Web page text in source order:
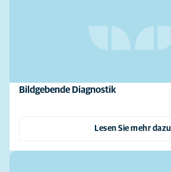
Bildgebende Diagnostik
Lesen Sie mehr dazu